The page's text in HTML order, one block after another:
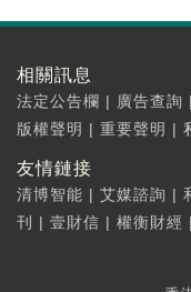
相關訊息
法定公告欄 | 廣告查詢 |
版權聲明 | 重要聲明 |
友情鏈接
清博智能 | 艾媒諮詢 |
刊
| 壹財信 | 權衡財經 |